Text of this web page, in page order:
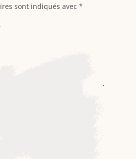
sont indiqués avec *